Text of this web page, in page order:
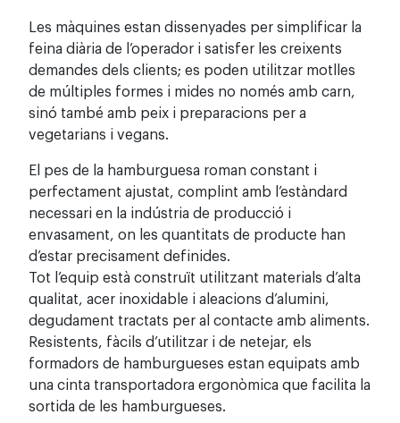
Les màquines estan dissenyades per simplificar la
feina diària de l’operador i satisfer les creixents
demandes dels clients; es poden utilitzar motlles
de múltiples formes i mides no només amb carn,
sinó també amb peix i preparacions per a
vegetarians i vegans.
El pes de la hamburguesa roman constant i
perfectament ajustat, complint amb l’estàndard
necessari en la indústria de producció i
envasament, on les quantitats de producte han
d’estar precisament definides.
Tot l’equip està construït utilitzant materials d’alta
qualitat, acer inoxidable i aleacions d’alumini,
degudament tractats per al contacte amb aliments.
Resistents, fàcils d’utilitzar i de netejar, els
formadors de hamburgueses estan equipats amb
una cinta transportadora ergonòmica que facilita la
sortida de les hamburgueses.